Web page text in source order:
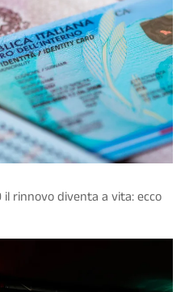
rinnovo diventa a vita: ecco